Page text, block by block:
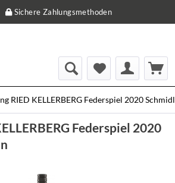
Sichere Zahlungsmethoden
RIED KELLERBERG Federspiel 2020
Federspiel 2020